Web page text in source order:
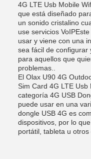
4G LTE Usb Mobile
que está diseñado
un sonido cristalino
use servicios
usar y viene con una
sea fácil de configurar
para aquellos que
problemas..
El Olax U90 4G
Sim Card 4G LTE
categoría 4G USB
puede usar en una
dongle USB 4G es
dispositivos, por lo
portátil, tableta u otros